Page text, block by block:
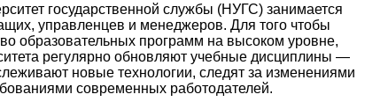
государственной службы (НУГС) занимается
управленцев и менеджеров. Для того чтобы
образовательных программ на высоком уровне,
регулярно обновляют учебные дисциплины —
новые технологии, следят за изменениями
современных работодателей.